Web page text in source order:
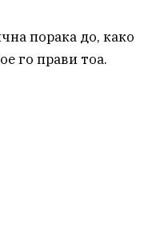
порака до, како
го прави тоа.